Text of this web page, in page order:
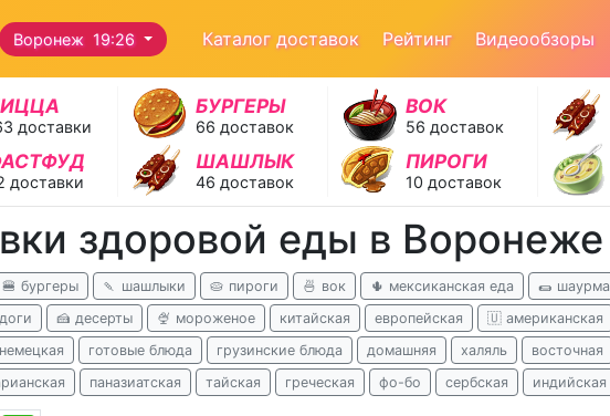
Воронеж 19:26 Каталог доставок Рейтинг Видеообзоры
доставки
БУРГЕРЫ
66 доставок
ВОК
56 доставок
доставки
ШАШЛЫК
46 доставок
ПИРОГИ
10 доставок
здоровой еды в Воронеже
🍔 бургеры 🍡 шашлыки 🥧 пироги 🍜 вок 🌵 мексиканская еда 🌯 шаурма
🍰 десерты 🍨 мороженое китайская европейская 🇺 американская
немецкая готовые блюда грузинские блюда домашняя халяль восточная
паназиатская тайская греческая фо-бо сербская индийская